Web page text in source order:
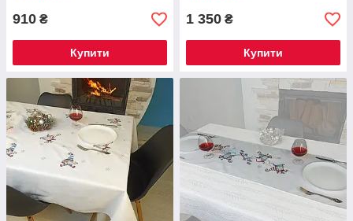
910 ₴
Купити
1 350 ₴
Купити